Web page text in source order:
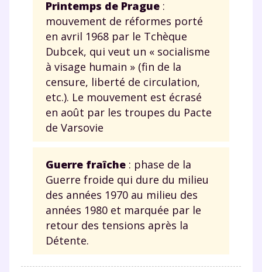
Printemps de Prague :
mouvement de réformes porté
en avril 1968 par le Tchèque
Dubcek, qui veut un « socialisme
à visage humain » (fin de la
censure, liberté de circulation,
etc.). Le mouvement est écrasé
en août par les troupes du Pacte
de Varsovie
Guerre fraîche : phase de la
Guerre froide qui dure du milieu
des années 1970 au milieu des
années 1980 et marquée par le
retour des tensions après la
Détente.